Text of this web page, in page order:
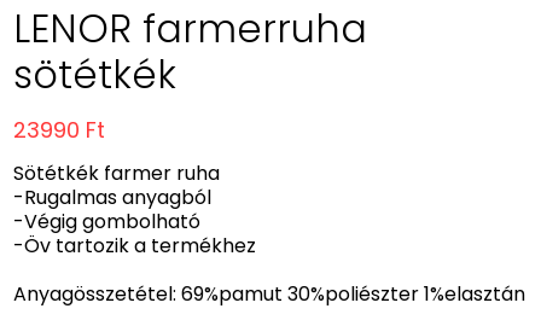
LENOR farmerruha
sötétkék
23990 Ft
Sötétkék farmer ruha
-Rugalmas anyagból
-Végig gombolható
-Öv tartozik a termékhez
Anyagösszetétel: 69%pamut 30%poliészter 1%elasztán